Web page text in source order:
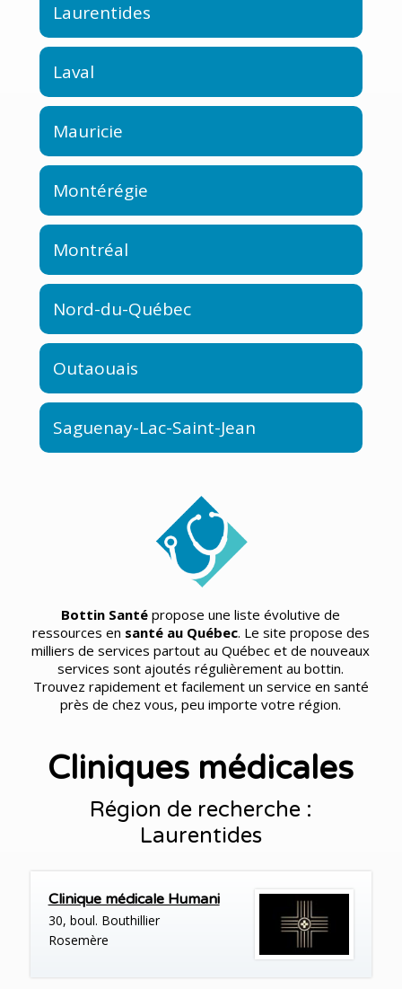
Laurentides
Laval
Mauricie
Montérégie
Montréal
Nord-du-Québec
Outaouais
Saguenay-Lac-Saint-Jean
Bottin Santé propose une liste évolutive de
ressources en santé au Québec. Le site propose des
milliers de services partout au Québec et de nouveaux
services sont ajoutés régulièrement au bottin.
Trouvez rapidement et facilement un service en santé
près de chez vous, peu importe votre région.
Cliniques médicales
Région de recherche :
Laurentides
Clinique médicale Humani
30, boul. Bouthillier
Rosemère